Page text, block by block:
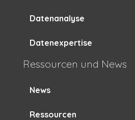
Datenanalyse
Datenexpertise
Ressourcen und News
News
Ressourcen